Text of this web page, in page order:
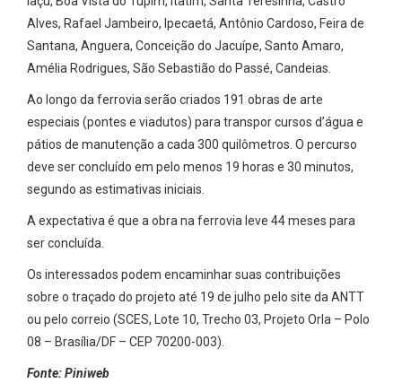
Alves, Rafael Jambeiro, Ipecaetá, Antônio Cardoso, Feira de
Santana, Anguera, Conceição do Jacuípe, Santo Amaro,
Amélia Rodrigues, São Sebastião do Passé, Candeias.
Ao longo da ferrovia serão criados 191 obras de arte
especiais (pontes e viadutos) para transpor cursos d’água e
pátios de manutenção a cada 300 quilômetros. O percurso
deve ser concluído em pelo menos 19 horas e 30 minutos,
segundo as estimativas iniciais.
A expectativa é que a obra na ferrovia leve 44 meses para
ser concluída.
Os interessados podem encaminhar suas contribuições
sobre o traçado do projeto até 19 de julho pelo site da ANTT
ou pelo correio (SCES, Lote 10, Trecho 03, Projeto Orla – Polo
08 – Brasília/DF – CEP 70200-003).
Fonte: Piniweb